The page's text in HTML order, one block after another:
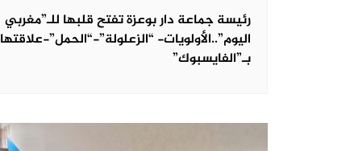
رئيسة جماعة دار بوعزة تفتح قلبها للـ”مغربي
اليوم”..الأولويات- “الزعلولة”-“الحمل”-علاقتها
بـ”الفايسبوك”